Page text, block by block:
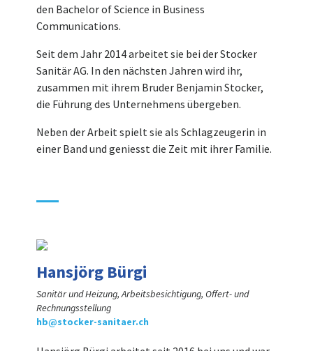
den Bachelor of Science in Business
Communications.
Seit dem Jahr 2014 arbeitet sie bei der Stocker
Sanitär AG. In den nächsten Jahren wird ihr,
zusammen mit ihrem Bruder Benjamin Stocker,
die Führung des Unternehmens übergeben.
Neben der Arbeit spielt sie als Schlagzeugerin in
einer Band und geniesst die Zeit mit ihrer Familie.
Hansjörg Bürgi
Sanitär und Heizung, Arbeitsbesichtigung, Offert- und
Rechnungsstellung
hb@stocker-sanitaer.ch